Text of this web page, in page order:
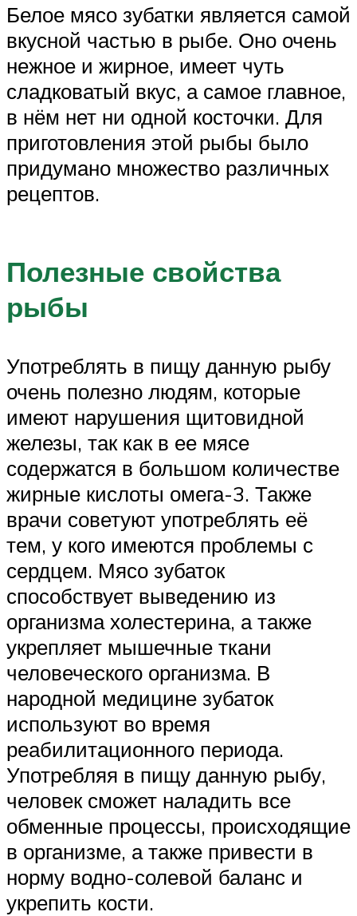
Белое мясо зубатки является самой
вкусной частью в рыбе. Оно очень
нежное и жирное, имеет чуть
сладковатый вкус, а самое главное,
в нём нет ни одной косточки. Для
приготовления этой рыбы было
придумано множество различных
рецептов.
Полезные свойства
рыбы
Употреблять в пищу данную рыбу
очень полезно людям, которые
имеют нарушения щитовидной
железы, так как в ее мясе
содержатся в большом количестве
жирные кислоты омега-3. Также
врачи советуют употреблять её
тем, у кого имеются проблемы с
сердцем. Мясо зубаток
способствует выведению из
организма холестерина, а также
укрепляет мышечные ткани
человеческого организма. В
народной медицине зубаток
используют во время
реабилитационного периода.
Употребляя в пищу данную рыбу,
человек сможет наладить все
обменные процессы, происходящие
в организме, а также привести в
норму водно-солевой баланс и
укрепить кости.